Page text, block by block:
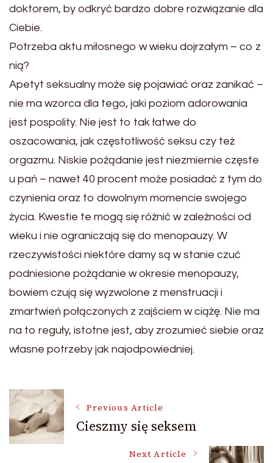
doktorem, by odkryć bardzo dobre rozwiązanie dla
Ciebie.
Potrzeba aktu miłosnego w wieku dojrzałym – co z
nią?
Apetyt seksualny może się pojawiać oraz zanikać –
nie ma wzorca dla tego, jaki poziom adorowania
jest pospolity. Nie jest to tak łatwe do
oszacowania, jak częstotliwość seksu czy też
orgazmu. Niskie pożądanie jest niezmiernie częste
u pań – nawet 40 procent może posiadać z tym do
czynienia oraz to dowolnym momencie swojego
życia. Kwestie te mogą się różnić w zależności od
wieku i nie ograniczają się do menopauzy. W
rzeczywistości niektóre damy są w stanie czuć
podniesione pożądanie w okresie menopauzy,
bowiem czują się wyzwolone z menstruacji i
zmartwień połączonych z zajściem w ciążę. Nie ma
na to reguły, istotne jest, aby zrozumieć siebie oraz
własne potrzeby jak najodpowiedniej.
Post
Navigation
Previous Article
Cieszmy się seksem
Next Article